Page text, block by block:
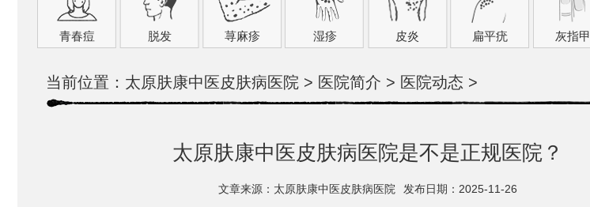
青春痘 脱发 荨麻疹 湿疹 皮炎 扁平疣 灰指甲
当前位置： 太原肤康中医皮肤病医院 > 医院简介 > 医院动态 >
太原肤康中医皮肤病医院是不是正规医院？
文章来源：太原肤康中医皮肤病医院 发布日期：2025-11-26